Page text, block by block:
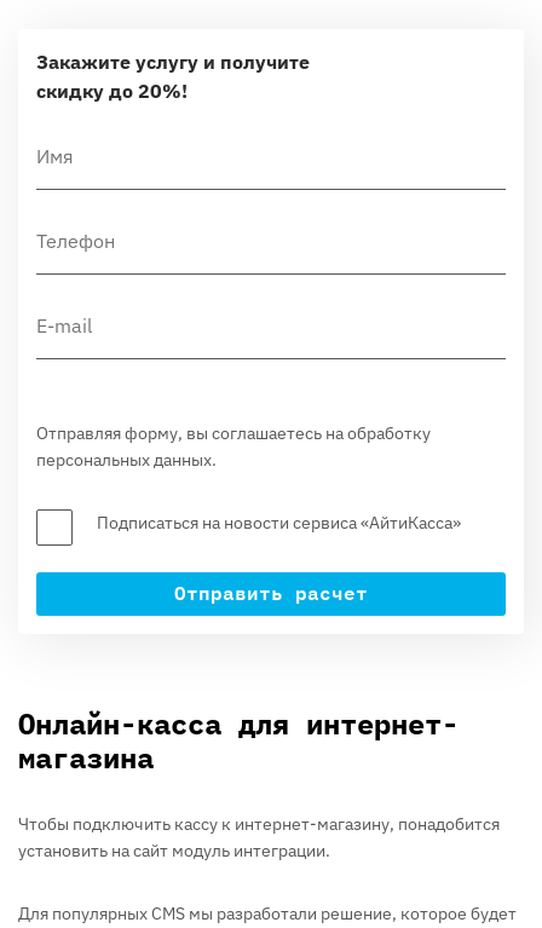
Закажите услугу и получите
скидку до 20%!
Отправляя форму, вы соглашаетесь на обработку
персональных данных.
Подписаться на новости сервиса «АйтиКасса»
Отправить расчет
Онлайн-касса для интернет-
магазина
Чтобы подключить кассу к интернет-магазину, понадобится
установить на сайт модуль интеграции.
Для популярных CMS мы разработали решение, которое будет